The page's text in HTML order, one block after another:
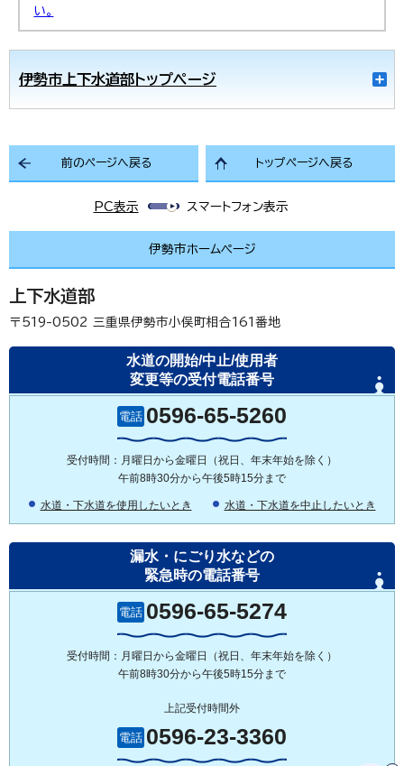
い。
伊勢市上下水道部トップページ
前のページへ戻る トップページへ戻る
PC表示 スマートフォン表示
伊勢市ホームページ
上下水道部
〒519-0502 三重県伊勢市小俣町相合161番地
水道の開始/中止/使用者
変更等の受付電話番号
電話 0596-65-5260
受付時間：月曜日から金曜日（祝日、年末年始を除く）
午前8時30分から午後5時15分まで
水道・下水道を使用したいとき 水道・下水道を中止したいとき
漏水・にごり水などの
緊急時の電話番号
電話 0596-65-5274
受付時間：月曜日から金曜日（祝日、年末年始を除く）
午前8時30分から午後5時15分まで
上記受付時間外
電話 0596-23-3360